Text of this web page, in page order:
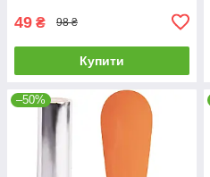
49 ₴ 98 ₴
Купити
–50%